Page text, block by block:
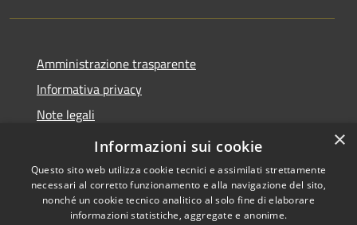
Amministrazione trasparente
Informativa privacy
Note legali
Dichiarazione di accessibilità
Copyright © 2026 • Comune di
×
Informazioni sui cookie
Questo sito web utilizza cookie tecnici e assimilati strettamente
necessari al corretto funzionamento e alla navigazione del sito,
nonché un cookie tecnico analitico al solo fine di elaborare
informazioni statistiche, aggregate e anonime.